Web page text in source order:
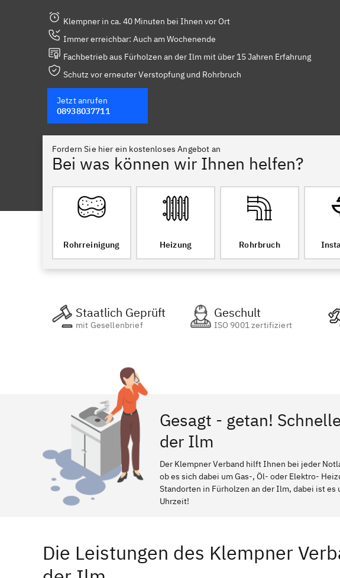
Klempner in ca. 40 Minuten bei Ihnen vor Ort
Immer erreichbar: Auch am Wochenende
Fachbetrieb aus Fürholzen an der Ilm mit über 15 Jahren Erfahrung
Schutz vor erneuter Verstopfung und Rohrbruch
Jetzt anrufen
08938037711
Fordern Sie hier ein kostenloses Angebot an
Bei was können wir Ihnen helfen?
Rohrreinigung Heizung Rohrbruch
Staatlich Geprüft
mit Gesellenbrief
Geschult
ISO 9001 zertifiziert
Gesagt - getan!
der Ilm
Der Klempner Verband hilft Ihnen bei jeder
ob es sich dabei um Gas-, Öl- oder Elektro-
Standorten in Fürholzen an der Ilm, dabei ist
Uhrzeit!
Die Leistungen des Klempner